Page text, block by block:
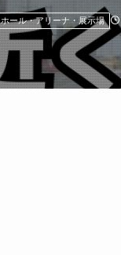
ホール・アリーナ・展示場